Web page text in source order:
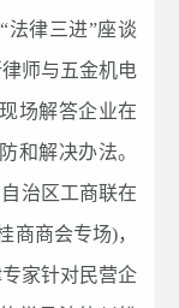
法律三进”座谈
师与五金机电
场解答企业在
和解决办法。
治区工商联在
商商会专场)，
家针对民营企